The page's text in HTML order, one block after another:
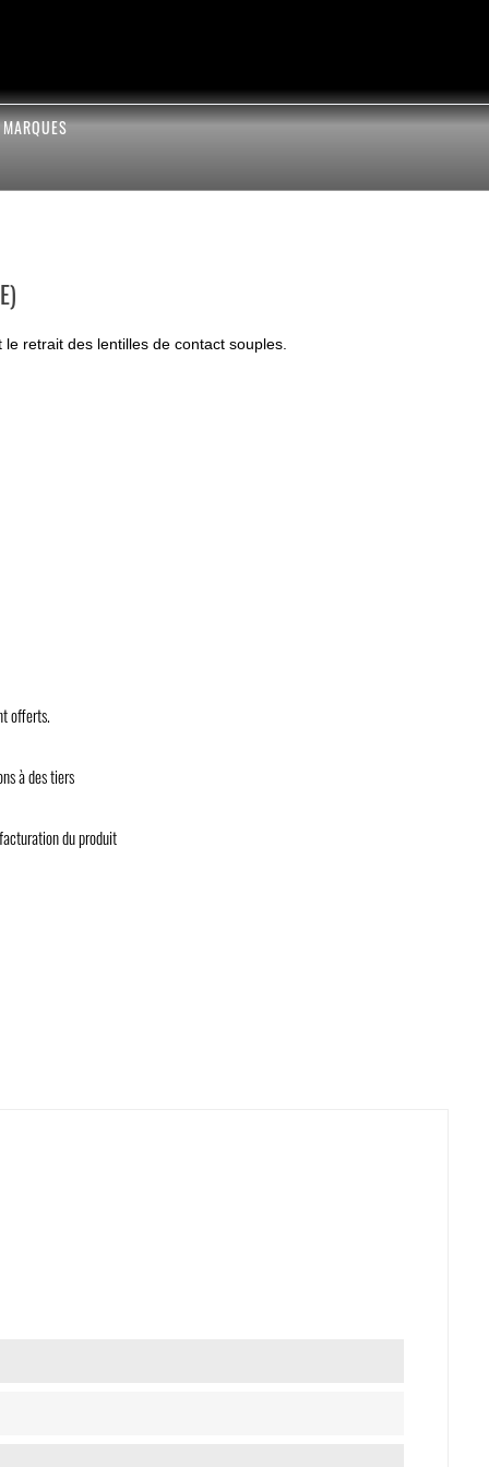
retrait des lentilles de contact souples.
offerts.
à des tiers
du produit